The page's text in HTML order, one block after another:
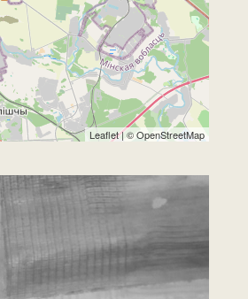
Leaflet| ©OpenStreetMap